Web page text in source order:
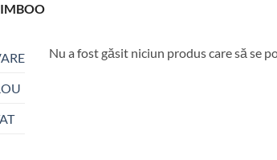
Nu a fost găsit niciun produs care să se